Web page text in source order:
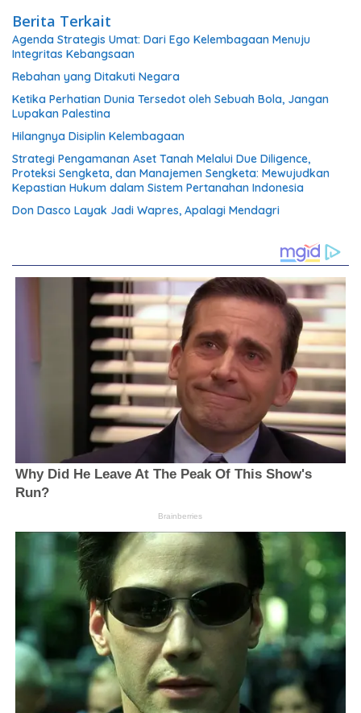
Berita Terkait
Agenda Strategis Umat: Dari Ego Kelembagaan Menuju
Rebahan yang Ditakuti Negara
Ketika Perhatian Dunia Tersedot oleh Sebuah Bola, Jangan
Lupakan Palestina
Hilangnya Disiplin Kelembagaan
Strategi Pengamanan Aset Tanah Melalui Due Diligence,
Proteksi Sengketa, dan Manajemen Sengketa: Mewujudkan
Kepastian Hukum dalam Sistem Pertanahan Indonesia
Don Dasco Layak Jadi Wapres, Apalagi Mendagri